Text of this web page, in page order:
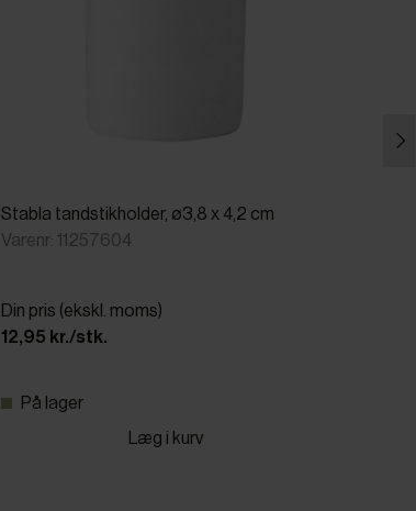
Stabla tandstikholder, ø3,8 x 4,2 cm
Varenr: 11257604
Din pris (ekskl. moms)
12,95 kr./stk.
På lager
Læg i kurv